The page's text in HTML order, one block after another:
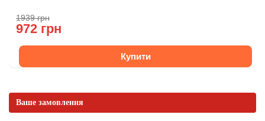
1939 грн
972 грн
Купити
Ваше замовлення